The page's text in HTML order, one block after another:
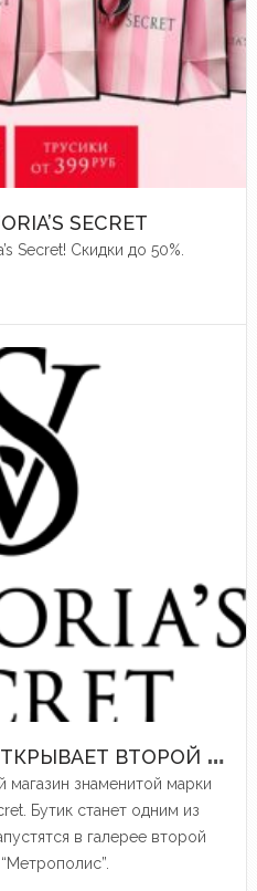
SECRET
Secret! Скидки до 50%.
V
ICTORIA`S SECRET ОТКРЫВАЕТ ВТОРОЙ ПОЛНОФОРМАТНЫЙ МАГАЗИН В МОСКВЕ
магазин знаменитой марки
Бутик станет одним из
в галерее второй